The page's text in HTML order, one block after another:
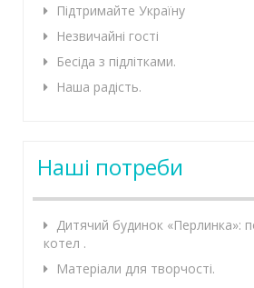
Підтримайте Україну
Незвичайні гості
Бесіда з підлітками.
Наша радість.
Наші потреби
Дитячий будинок «Перлинка»:
котел .
Матеріали для творчості.